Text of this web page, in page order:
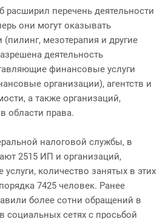
расширил перечень деятельности
они могут оказывать
(пилинг, мезотерапия и другие
деятельность
финансовые услуги
организации), агентств и
а также организаций,
области права.
налоговой службы, в
2515 ИП и организаций,
количество занятых в этих
7425 человек. Ранее
более сотни обращений в
социальных сетях с просьбой